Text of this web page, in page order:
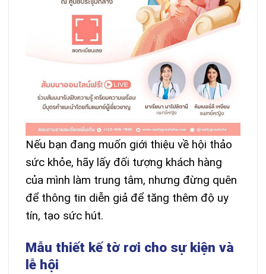
Nếu bạn đang muốn giới thiệu về hội thảo
sức khỏe, hãy lấy đối tượng khách hàng
của mình làm trung tâm, nhưng đừng quên
để thông tin diễn giả để tăng thêm độ uy
tín, tạo sức hút.
Mẫu thiết kế tờ rơi cho sự kiện và
lễ hội